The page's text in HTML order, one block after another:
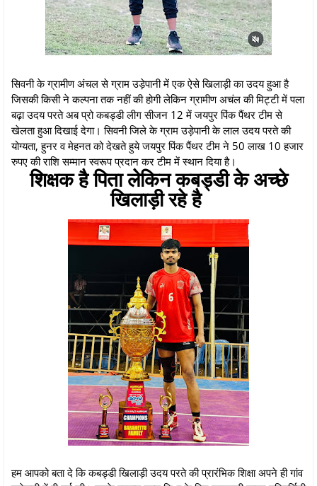
सिवनी के ग्रामीण अंचल से ग्राम उड़ेपानी में एक ऐसे खिलाड़ी का उदय हुआ है
जिसकी किसी ने कल्पना तक नहीं की होगी लेकिन ग्रामीण अचंल की मिट्टी में पला
बढ़ा उदय परते अब प्रो कबड्डी लीग सीजन 12 में जयपुर पिंक पैंथर टीम से
खेलता हुआ दिखाई देगा। सिवनी जिले के ग्राम उड़ेपानी के लाल उदय परते की
योग्यता, हुनर व मेहनत को देखते हुये जयपुर पिंक पैंथर टीम ने 50 लाख 10 हजार
रुपए की राशि सम्मान स्वरूप प्रदान कर टीम में स्थान दिया है।
शिक्षक है पिता लेकिन कबड्डी के अच्छे
खिलाड़ी रहे है
हम आपको बता दे कि कबड्डी खिलाड़ी उदय परते की प्रारंभिक शिक्षा अपने ही गांव